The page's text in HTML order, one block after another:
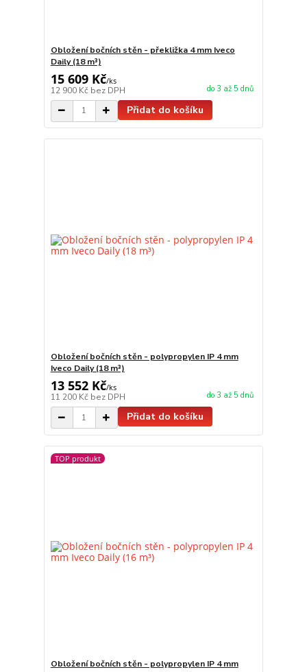
Obložení bočních stěn - překližka 4 mm Iveco
Daily (18 m³)
15 609 Kč/ks
12 900 Kč bez DPH do 3 až 5 dnů
Přidat do košíku
Obložení bočních stěn - polypropylen IP 4 mm
Iveco Daily (18 m³)
13 552 Kč/ks
11 200 Kč bez DPH do 3 až 5 dnů
Přidat do košíku
TOP produkt
Obložení bočních stěn - polypropylen IP 4 mm